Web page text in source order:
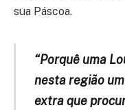
sua Páscoa.
“Porquê uma
nesta região
extra que